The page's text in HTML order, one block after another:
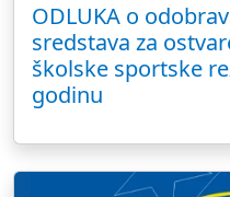
ODLUKA o
sredstava za
školske sportske
godinu